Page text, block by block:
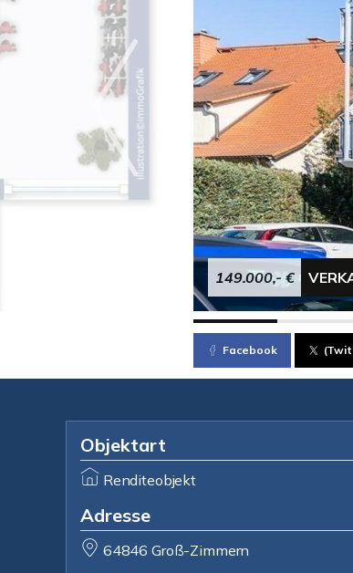
149.000,- €
Facebook
Objektart
Renditeobjekt
Adresse
64846 Groß-Zimmern